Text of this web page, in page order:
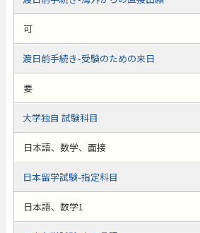
可
渡日前手続き-受験のための来日
要
大学独自 試験科目
日本語、数学、面接
日本留学試験-指定科目
日本語、数学1